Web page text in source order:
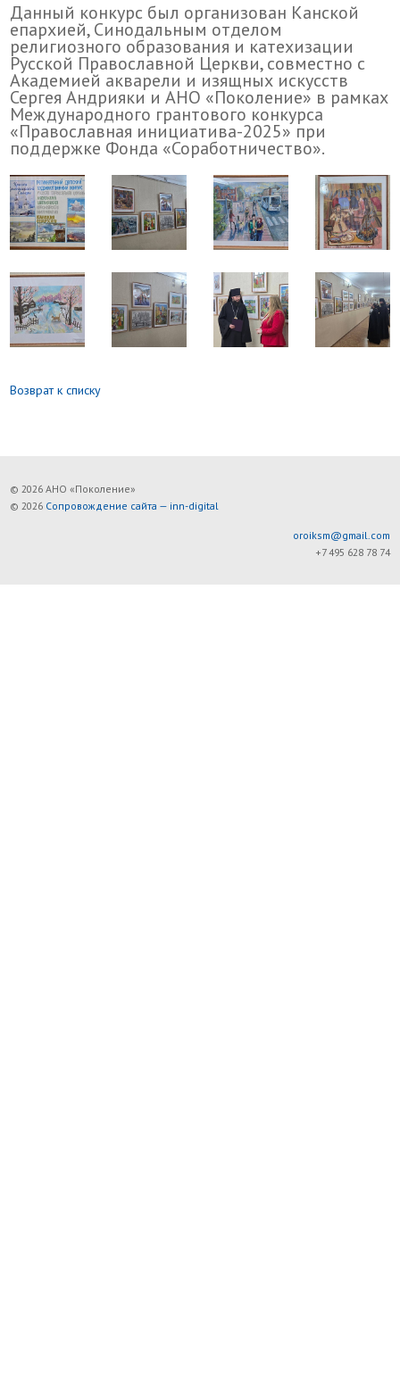
Данный конкурс был организован Канской
епархией, Синодальным отделом
религиозного образования и катехизации
Русской Православной Церкви, совместно с
Академией акварели и изящных искусств
Сергея Андрияки и АНО «Поколение» в рамках
Международного грантового конкурса
«Православная инициатива-2025» при
поддержке Фонда «Соработничество».
Возврат к списку
© 2026 АНО «Поколение»
© 2026 Сопровождение сайта — inn-digital
oroiksm@gmail.com
+7 495 628 78 74